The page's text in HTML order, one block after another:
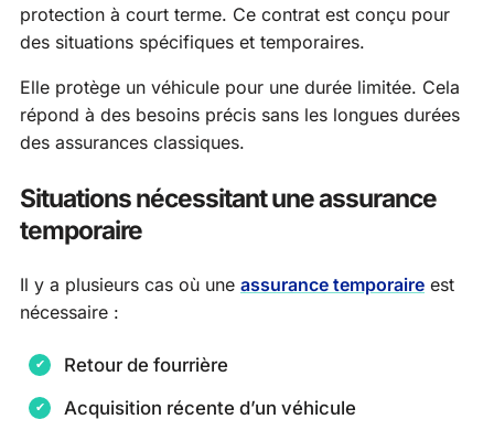
protection à court terme. Ce contrat est conçu pour
des situations spécifiques et temporaires.
Elle protège un véhicule pour une durée limitée. Cela
répond à des besoins précis sans les longues durées
des assurances classiques.
Situations nécessitant une assurance
temporaire
Il y a plusieurs cas où une assurance temporaire est
nécessaire :
Retour de fourrière
Acquisition récente d’un véhicule